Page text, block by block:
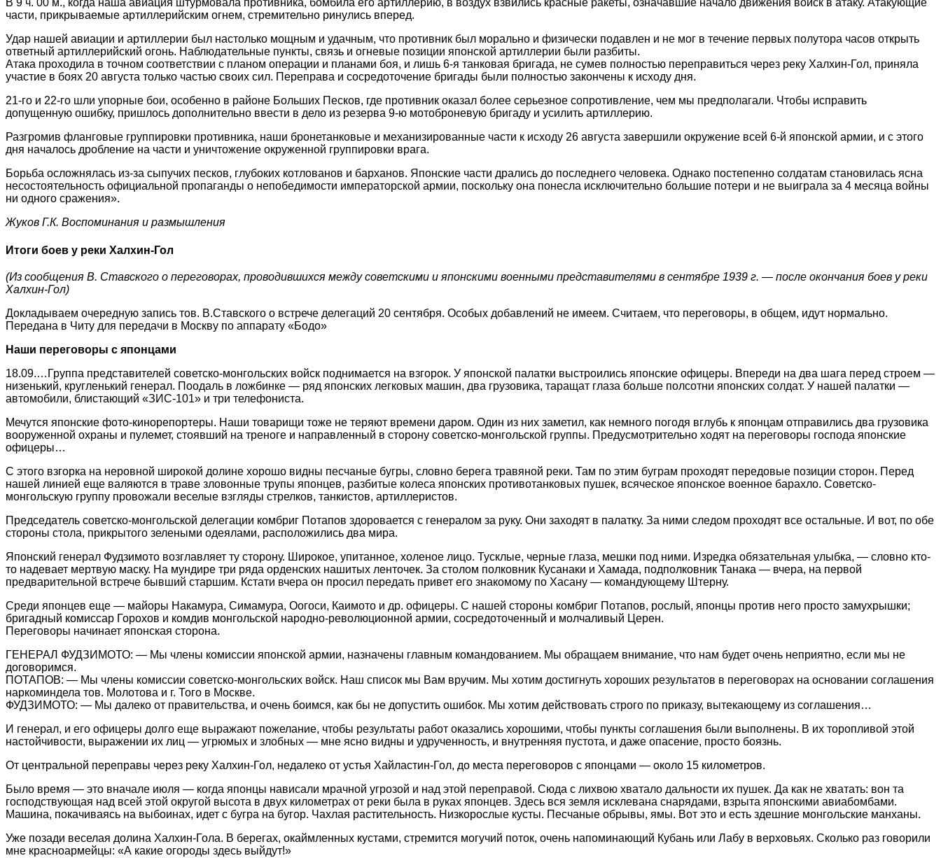
В 9 ч. 00 м., когда наша авиация штурмовала противника, бомбила его артиллерию, в воздух взвились красные ракеты, означавшие начало движения войск в атаку. Атакующие
части, прикрываемые артиллерийским огнем, стремительно ринулись вперед.
Удар нашей авиации и артиллерии был настолько мощным и удачным, что противник был морально и физически подавлен и не мог в течение первых полутора часов открыть
ответный артиллерийский огонь. Наблюдательные пункты, связь и огневые позиции японской артиллерии были разбиты.
Атака проходила в точном соответствии с планом операции и планами боя, и лишь 6-я танковая бригада, не сумев полностью переправиться через реку Халхин-Гол, приняла
участие в боях 20 августа только частью своих сил. Переправа и сосредоточение бригады были полностью закончены к исходу дня.
21-го и 22-го шли упорные бои, особенно в районе Больших Песков, где противник оказал более серьезное сопротивление, чем мы предполагали. Чтобы исправить
допущенную ошибку, пришлось дополнительно ввести в дело из резерва 9-ю мотоброневую бригаду и усилить артиллерию.
Разгромив фланговые группировки противника, наши бронетанковые и механизированные части к исходу 26 августа завершили окружение всей 6-й японской армии, и с этого
дня началось дробление на части и уничтожение окруженной группировки врага.
Борьба осложнялась из-за сыпучих песков, глубоких котлованов и барханов. Японские части дрались до последнего человека. Однако постепенно солдатам становилась ясна
несостоятельность официальной пропаганды о непобедимости императорской армии, поскольку она понесла исключительно большие потери и не выиграла за 4 месяца войны
ни одного сражения».
Жуков Г.К. Воспоминания и размышления
Итоги боев у реки Халхин-Гол
(Из сообщения В. Ставского о переговорах, проводившихся между советскими и японскими военными представителями в сентябре 1939 г. — после окончания боев у реки
Халхин-Гол)
Докладываем очередную запись тов. В.Ставского о встрече делегаций 20 сентября. Особых добавлений не имеем. Считаем, что переговоры, в общем, идут нормально.
Передана в Читу для передачи в Москву по аппарату «Бодо»
Наши переговоры с японцами
18.09.…Группа представителей советско-монгольских войск поднимается на взгорок. У японской палатки выстроились японские офицеры. Впереди на два шага перед строем —
низенький, кругленький генерал. Поодаль в ложбинке — ряд японских легковых машин, два грузовика, таращат глаза больше полсотни японских солдат. У нашей палатки —
автомобили, блистающий «ЗИС-101» и три телефониста.
Мечутся японские фото-кинорепортеры. Наши товарищи тоже не теряют времени даром. Один из них заметил, как немного погодя вглубь к японцам отправились два грузовика
вооруженной охраны и пулемет, стоявший на треноге и направленный в сторону советско-монгольской группы. Предусмотрительно ходят на переговоры господа японские
офицеры…
С этого взгорка на неровной широкой долине хорошо видны песчаные бугры, словно берега травяной реки. Там по этим буграм проходят передовые позиции сторон. Перед
нашей линией еще валяются в траве зловонные трупы японцев, разбитые колеса японских противотанковых пушек, всяческое японское военное барахло. Советско-
монгольскую группу провожали веселые взгляды стрелков, танкистов, артиллеристов.
Председатель советско-монгольской делегации комбриг Потапов здоровается с генералом за руку. Они заходят в палатку. За ними следом проходят все остальные. И вот, по обе
стороны стола, прикрытого зелеными одеялами, расположились два мира.
Японский генерал Фудзимото возглавляет ту сторону. Широкое, упитанное, холеное лицо. Тусклые, черные глаза, мешки под ними. Изредка обязательная улыбка, — словно кто-
то надевает мертвую маску. На мундире три ряда орденских нашитых ленточек. За столом полковник Кусанаки и Хамада, подполковник Танака — вчера, на первой
предварительной встрече бывший старшим. Кстати вчера он просил передать привет его знакомому по Хасану — командующему Штерну.
Среди японцев еще — майоры Накамура, Симамура, Оогоси, Каимото и др. офицеры. С нашей стороны комбриг Потапов, рослый, японцы против него просто замухрышки;
бригадный комиссар Горохов и комдив монгольской народно-революционной армии, сосредоточенный и молчаливый Церен.
Переговоры начинает японская сторона.
ГЕНЕРАЛ ФУДЗИМОТО: — Мы члены комиссии японской армии, назначены главным командованием. Мы обращаем внимание, что нам будет очень неприятно, если мы не
договоримся.
ПОТАПОВ: — Мы члены комиссии советско-монгольских войск. Наш список мы Вам вручим. Мы хотим достигнуть хороших результатов в переговорах на основании соглашения
наркоминдела тов. Молотова и г. Того в Москве.
ФУДЗИМОТО: — Мы далеко от правительства, и очень боимся, как бы не допустить ошибок. Мы хотим действовать строго по приказу, вытекающему из соглашения…
И генерал, и его офицеры долго еще выражают пожелание, чтобы результаты работ оказались хорошими, чтобы пункты соглашения были выполнены. В их торопливой этой
настойчивости, выражении их лиц — угрюмых и злобных — мне ясно видны и удрученность, и внутренняя пустота, и даже опасение, просто боязнь.
От центральной переправы через реку Халхин-Гол, недалеко от устья Хайластин-Гол, до места переговоров с японцами — около 15 километров.
Было время — это вначале июля — когда японцы нависали мрачной угрозой и над этой переправой. Сюда с лихвою хватало дальности их пушек. Да как не хватать: вон та
господствующая над всей этой округой высота в двух километрах от реки была в руках японцев. Здесь вся земля исклевана снарядами, взрыта японскими авиабомбами.
Машина, покачиваясь на выбоинах, идет с бугра на бугор. Чахлая растительность. Низкорослые кусты. Песчаные обрывы, ямы. Вот это и есть здешние монгольские манханы.
Уже позади веселая долина Халхин-Гола. В берегах, окаймленных кустами, стремится могучий поток, очень напоминающий Кубань или Лабу в верховьях. Сколько раз говорили
мне красноармейцы: «А какие огороды здесь выйдут!»